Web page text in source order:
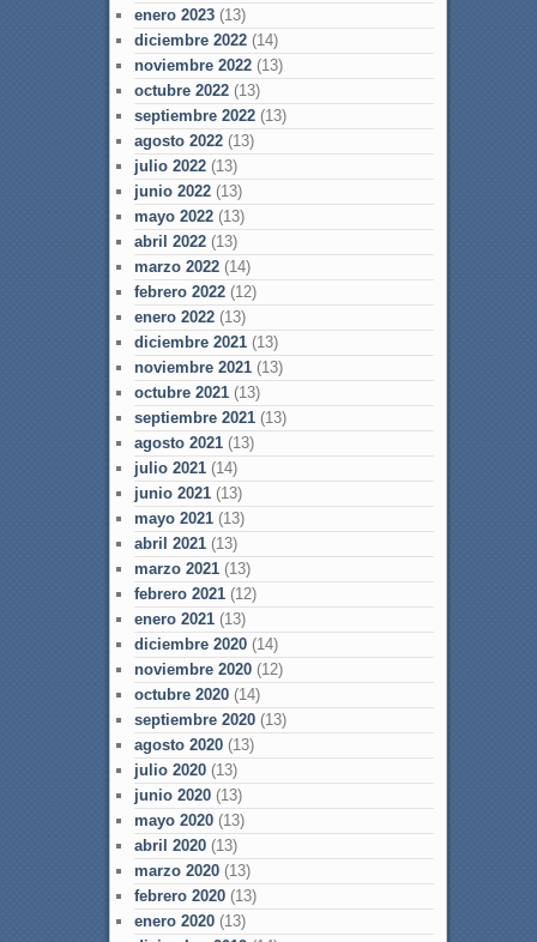
enero 2023(13)
diciembre 2022(14)
noviembre 2022(13)
octubre 2022(13)
septiembre 2022(13)
agosto 2022(13)
julio 2022(13)
junio 2022(13)
mayo 2022(13)
abril 2022(13)
marzo 2022(14)
febrero 2022(12)
enero 2022(13)
diciembre 2021(13)
noviembre 2021(13)
octubre 2021(13)
septiembre 2021(13)
agosto 2021(13)
julio 2021(14)
junio 2021(13)
mayo 2021(13)
abril 2021(13)
marzo 2021(13)
febrero 2021(12)
enero 2021(13)
diciembre 2020(14)
noviembre 2020(12)
octubre 2020(14)
septiembre 2020(13)
agosto 2020(13)
julio 2020(13)
junio 2020(13)
mayo 2020(13)
abril 2020(13)
marzo 2020(13)
febrero 2020(13)
enero 2020(13)